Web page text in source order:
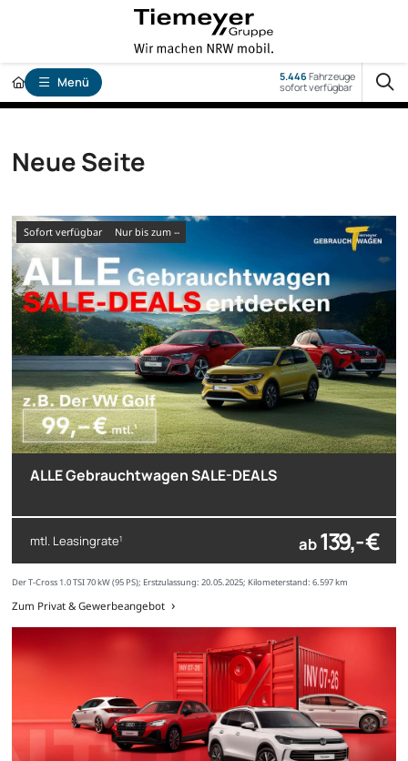
Menü 5.446Fahrzeuge
sofort verfügbar
Neue Seite
sofort verfügbar nur bis zum --
ALLE Gebrauchtwagen SALE-DEALS
mtl. Leasingrate1 ab139,- €
Der T-Cross 1.0 TSI 70 kW (95 PS); Erstzulassung: 20.05.2025; Kilometerstand: 6.597 km
Zum Privat & Gewerbeangebot